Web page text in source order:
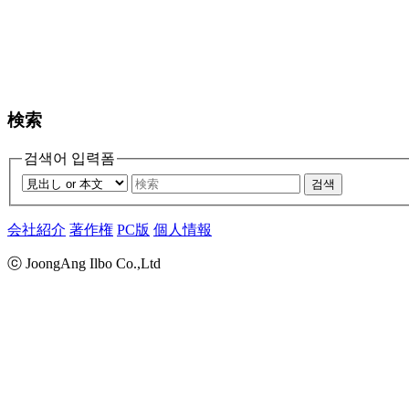
検索
검색어 입력폼
검색
会社紹介 著作権 PC版 個人情報
ⓒ JoongAng Ilbo Co.,Ltd